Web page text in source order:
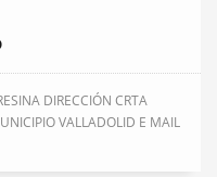
DIRECCIÓN CRTA
VALLADOLID E MAIL